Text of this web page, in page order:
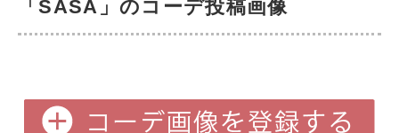
「SASA」のコーデ投稿画像